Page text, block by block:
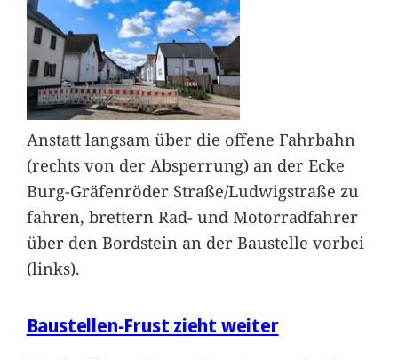
Anstatt langsam über die offene Fahrbahn
(rechts von der Absperrung) an der Ecke
Burg-Gräfenröder Straße/Ludwigstraße zu
fahren, brettern Rad- und Motorradfahrer
über den Bordstein an der Baustelle vorbei
(links).
Baustellen-Frust zieht weiter